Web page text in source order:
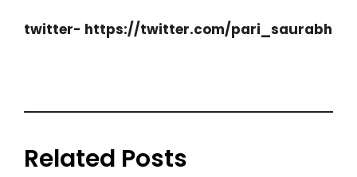
twitter- https://twitter.com/pari_saurabh
Related Posts